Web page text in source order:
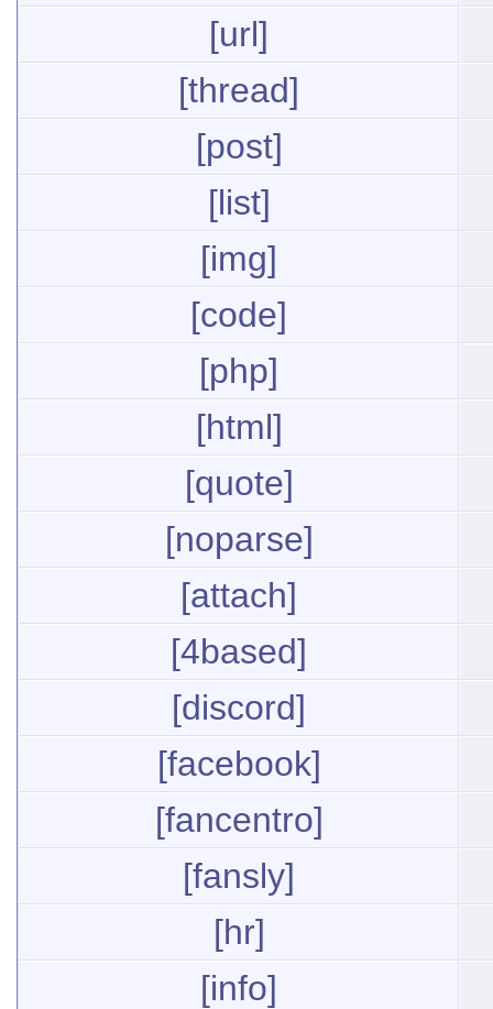
[url]
[thread]
[post]
[list]
[img]
[code]
[php]
[html]
[quote]
[noparse]
[attach]
[4based]
[discord]
[facebook]
[fancentro]
[fansly]
[hr]
[info]